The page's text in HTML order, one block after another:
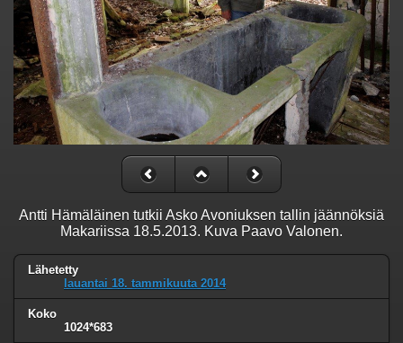
Antti Hämäläinen tutkii Asko Avoniuksen tallin jäännöksiä
Makariissa 18.5.2013. Kuva Paavo Valonen.
Lähetetty
lauantai 18. tammikuuta 2014
Koko
1024*683